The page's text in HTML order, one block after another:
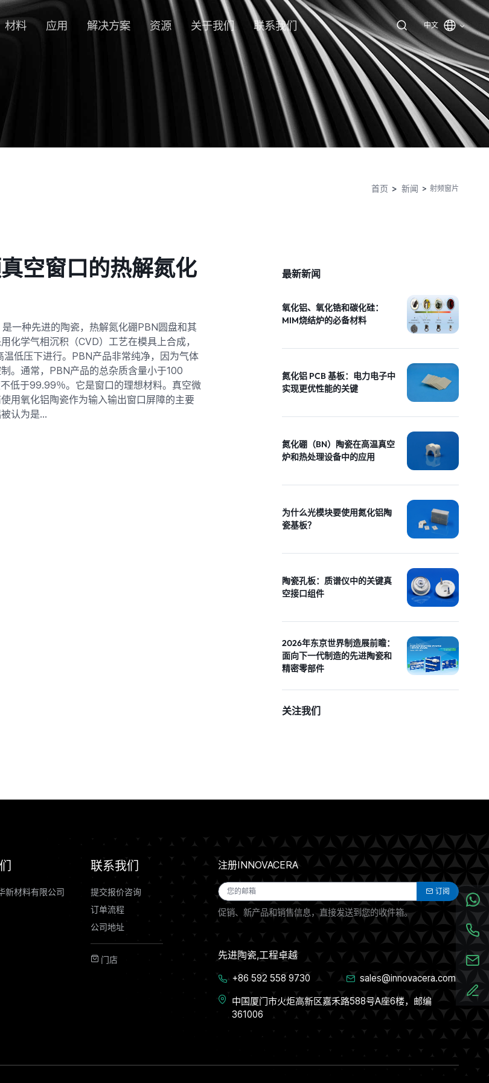
材料 应用 解决方案 资源 关于我们 联系我们 中文
首页 新闻 射频窗片
空窗口的热解氮化
一种先进的陶瓷，热解氮化硼PBN圆盘和其
化学气相沉积（CVD）工艺在模具上合成，
低压下进行。PBN产品非常纯净，因为气体
。通常，PBN产品的总杂质含量小于100
低于99.99％。它是窗口的理想材料。真空微
用氧化铝陶瓷作为输入输出窗口屏障的主要
认为是…
最新新闻
氧化铝、氧化锆和碳化硅：
MIM烧结炉的必备材料
氮化铝 PCB 基板：电力电子中
实现更优性能的关键
氮化硼（BN）陶瓷在高温真空
炉和热处理设备中的应用
为什么光模块要使用氮化铝陶
瓷基板？
陶瓷孔板：质谱仪中的关键真
空接口组件
2026年东京世界制造展前瞻：
面向下一代制造的先进陶瓷和
精密零部件
关注我们
新材料有限公司
联系我们
提交报价咨询
订单流程
公司地址
门店
注册INNOVACERA
订阅
促销、新产品和销售信息，直接发送到您的收件箱。
先进陶瓷,工程卓越
+86 592 558 9730
sales@innovacera.com
中国厦门市火炬高新区嘉禾路588号A座6楼，邮编
361006